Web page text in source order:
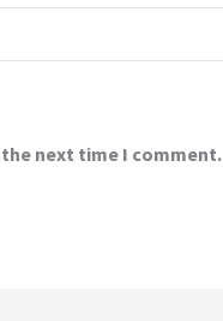
next time I comment.